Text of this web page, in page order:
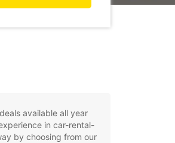
available all year
in car-rental-
by choosing from our